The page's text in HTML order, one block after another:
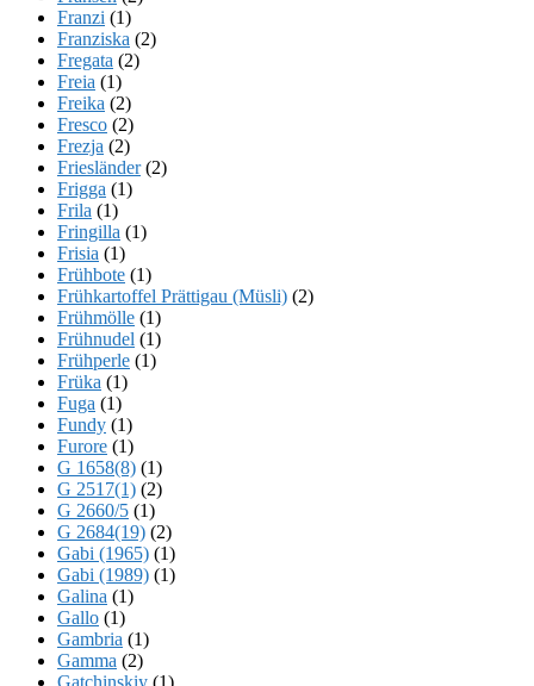
Franzi (1)
Franziska (2)
Fregata (2)
Freia (1)
Freika (2)
Fresco (2)
Frezja (2)
Friesländer(2)
Frigga (1)
Frila (1)
Fringilla (1)
Frisia (1)
Frühbote (1)
Frühkartoffel Prättigau (Müsli) (2)
Frühmölle (1)
Frühnudel (1)
Frühperle (1)
Früka (1)
Fuga (1)
Fundy (1)
Furore (1)
G 1658(8) (1)
G 2517(1) (2)
G 2660/5 (1)
G 2684(19) (2)
Gabi (1965) (1)
Gabi (1989) (1)
Galina (1)
Gallo (1)
Gambria (1)
Gamma (2)
Gatchinskiy (1)